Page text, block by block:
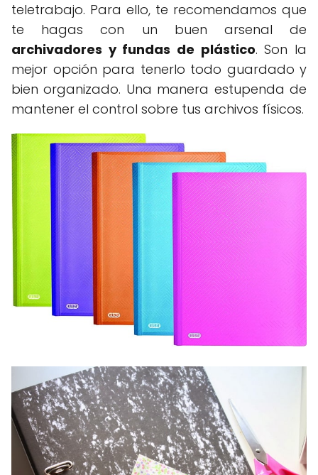
teletrabajo. Para ello, te recomendamos que
te hagas con un buen arsenal de
archivadores y fundas de plástico. Son la
mejor opción para tenerlo todo guardado y
bien organizado. Una manera estupenda de
mantener el control sobre tus archivos físicos.